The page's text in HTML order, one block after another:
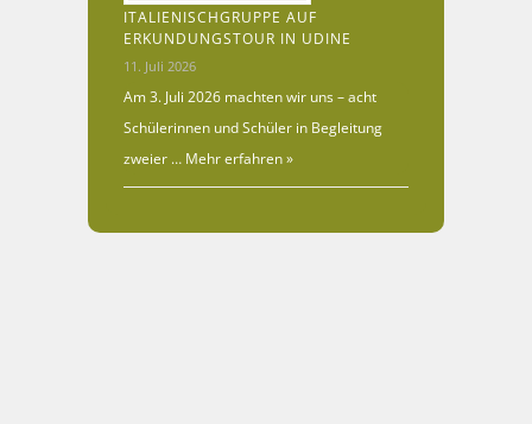
ITALIENISCHGRUPPE AUF
ERKUNDUNGSTOUR IN UDINE
11. Juli 2026
Am 3. Juli 2026 machten wir uns – acht
Schülerinnen und Schüler in Begleitung
zweier … Mehr erfahren »